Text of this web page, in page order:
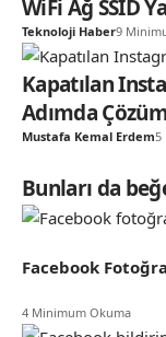
WiFi Ağ SSID
Teknoloji Haber9
Kapatılan
Adımda
Mustafa Kemal Erdem5
Bunları da
Facebook
4 Minimum Okuma